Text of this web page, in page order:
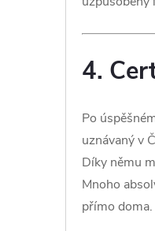
4.
Po
uznávaný v
Díky němu
Mnoho
přímo doma.